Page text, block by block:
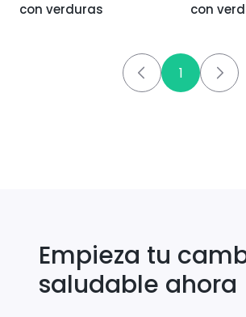
con verduras
con
1
Empieza tu
saludable ahora